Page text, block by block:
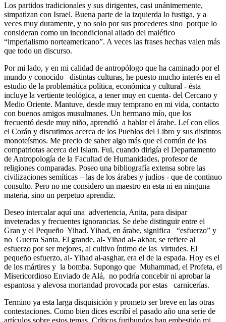
Los partidos tradicionales y sus dirigentes, casi unánimemente,
simpatizan con Israel. Buena parte de la izquierda lo fustiga, y a
veces muy duramente, y no solo por sus procederes sino porque lo
consideran como un incondicional aliado del maléfico
“imperialismo norteamericano”. A veces las frases hechas valen más
que todo un discurso.
Por mi lado, y en mi calidad de antropólogo que ha caminado por el
mundo y conocido distintas culturas, he puesto mucho interés en el
estudio de la problemática política, económica y cultural - ésta
incluye la vertiente teológica, a tener muy en cuenta- del Cercano y
Medio Oriente. Mantuve, desde muy temprano en mi vida, contacto
con buenos amigos musulmanes. Un hermano mío, que los
frecuentó desde muy niño, aprendió a hablar el árabe. Leí con ellos
el Corán y discutimos acerca de los Pueblos del Libro y sus distintos
monoteísmos. Me precio de saber algo más que el común de los
compatriotas acerca del Islam. Fui, cuando dirigía el Departamento
de Antropología de la Facultad de Humanidades, profesor de
religiones comparadas. Poseo una bibliografía extensa sobre las
civilizaciones semíticas – las de los árabes y judíos - que de continuo
consulto. Pero no me considero un maestro en esta ni en ninguna
materia, sino un perpetuo aprendiz.
Deseo intercalar aquí una advertencia, Anita, para disipar
inveteradas y frecuentes ignorancias. Se debe distinguir entre el
Gran y el Pequeño Yihad. Yihad, en árabe, significa “esfuerzo” y
no Guerra Santa. El grande, al- Yihad al- akbar, se refiere al
esfuerzo por ser mejores, al cultivo íntimo de las virtudes. El
pequeño esfuerzo, al- Yihad al-asghar, era el de la espada. Hoy es el
de los mártires y la bomba. Supongo que Muhammad, el Profeta, el
Misericordioso Enviado de Alá, no podría concebir ni aprobar la
espantosa y alevosa mortandad provocada por estas carnicerías.
Termino ya esta larga disquisición y prometo ser breve en las otras
contestaciones. Como bien dices escribí el pasado año una serie de
artículos sobre estos temas. Críticos furibundos han embestido mi